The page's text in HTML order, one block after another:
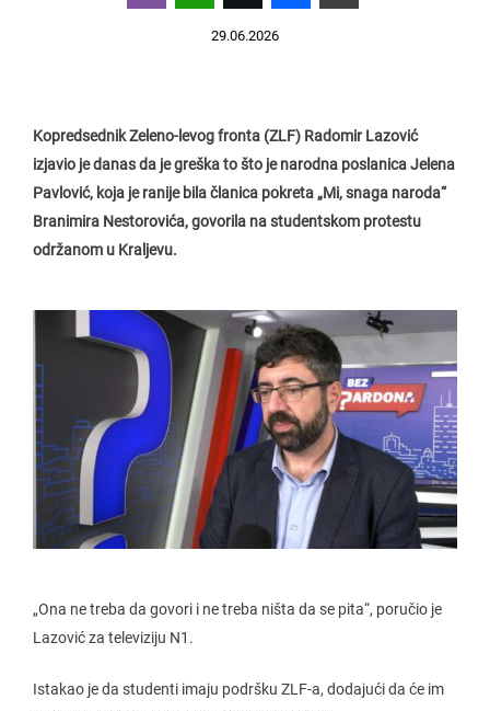
29.06.2026
Kopredsednik Zeleno-levog fronta (ZLF) Radomir Lazović
izjavio je danas da je greška to što je narodna poslanica Jelena
Pavlović, koja je ranije bila članica pokreta „Mi, snaga naroda“
Branimira Nestorovića, govorila na studentskom protestu
održanom u Kraljevu.
„Ona ne treba da govori i ne treba ništa da se pita“, poručio je
Lazović za televiziju N1.
Istakao je da studenti imaju podršku ZLF-a, dodajući da će im